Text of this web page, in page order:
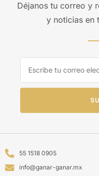
Déjanos tu correo y
y noticias en
55 1518 0905
info@ganar-ganar.mx